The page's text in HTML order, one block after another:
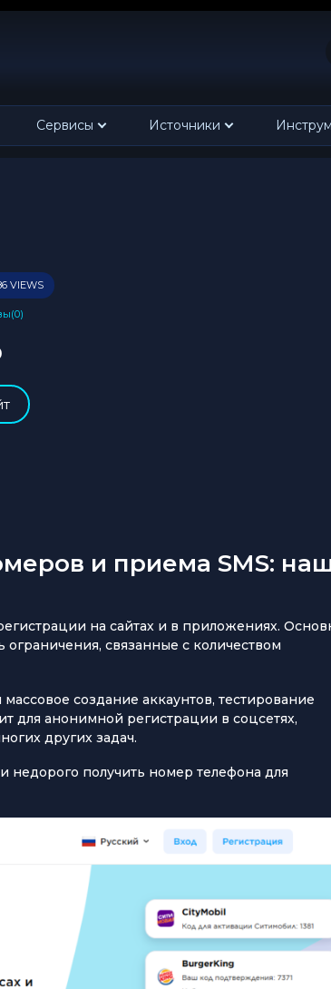
Сервисы Источники
VIEWS
и приема SMS:
на сайтах и в приложениях.
связанные с количеством
создание аккаунтов, тестирование
для анонимной регистрации в соцсетях,
других задач.
недорого получить номер телефона для